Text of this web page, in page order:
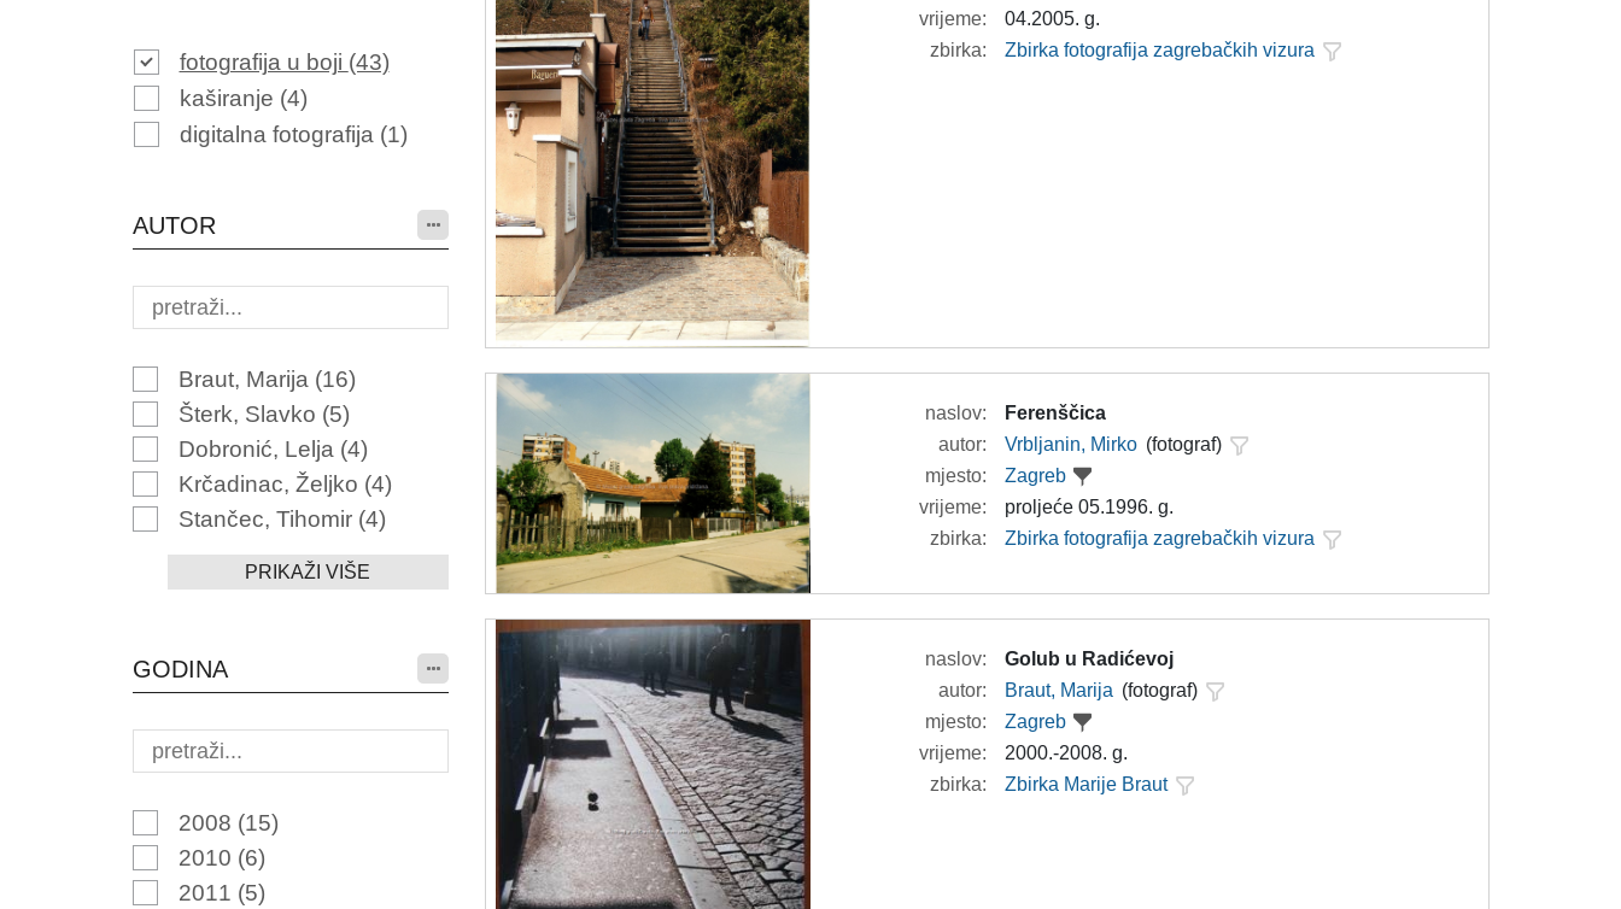
fotografija u boji (43)
kaširanje (4)
digitalna fotografija (1)
AUTOR
Braut, Marija (16)
Šterk, Slavko (5)
Dobronić, Lelja (4)
Krčadinac, Željko (4)
Stančec, Tihomir (4)
PRIKAŽI VIŠE
GODINA
2008 (15)
2010 (6)
2011 (5)
vrijeme:
04.2005. g.
zbirka:
Zbirka fotografija zagrebačkih vizura
naslov:
Ferenščica
autor:
Vrbljanin, Mirko (fotograf)
mjesto:
Zagreb
vrijeme:
proljeće 05.1996. g.
zbirka:
Zbirka fotografija zagrebačkih vizura
naslov:
Golub u Radićevoj
autor:
Braut, Marija (fotograf)
mjesto:
Zagreb
vrijeme:
2000.-2008. g.
zbirka:
Zbirka Marije Braut